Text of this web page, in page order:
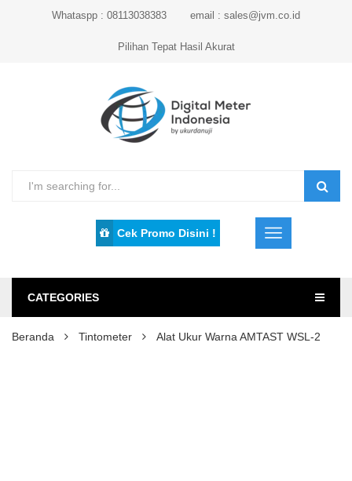
Whataspp : 08113038383 email : sales@jvm.co.id
Pilihan Tepat Hasil Akurat
Cek Promo Disini !
CATEGORIES
Beranda Tintometer Alat Ukur Warna AMTAST WSL-2